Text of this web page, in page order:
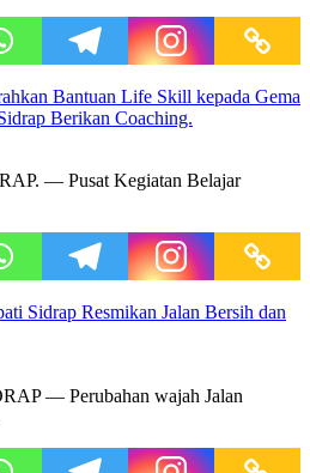
Bantuan Life Skill kepada Gema
Berikan Coaching.
— Pusat Kegiatan Belajar
Sidrap Resmikan Jalan Bersih dan
— Perubahan wajah Jalan